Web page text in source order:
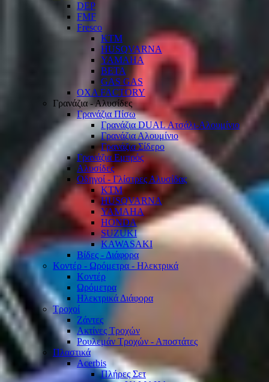
DEP
FMF
Fresco
KTM
HUSQVARNA
YAMAHA
BETA
GAS GAS
OXA FACTORY
Γρανάζια - Αλυσίδες
Γρανάζια Πίσω
Γρανάζια DUAL Ατσάλι-Αλουμίνιο
Γρανάζια Αλουμίνιο
Γρανάζια Σίδερο
Γρανάζια Εμπρός
Αλυσίδες
Οδηγοί - Γλίστρες Αλυσίδας
KTM
HUSQVARNA
YAMAHA
HONDA
SUZUKI
KAWASAKI
Βίδες - Διάφορα
Κοντέρ - Ωρόμετρα - Ηλεκτρικά
Κοντέρ
Ωρόμετρα
Ηλεκτρικά Διάφορα
Τροχοί
Ζάντες
Ακτίνες Τροχών
Ρουλεμάν Τροχών - Αποστάτες
Πλαστικά
Acerbis
Πλήρες Σετ